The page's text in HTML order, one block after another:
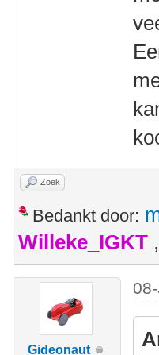
Zoek
Bedankt door:
Willeke_IGKT ,
Gideonaut